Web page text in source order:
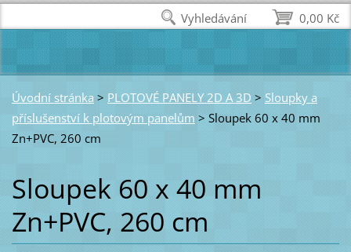
Úvodní stránka > PLOTOVÉ PANELY 2D A 3D > Sloupky a
příslušenství k plotovým panelům > Sloupek 60 x 40 mm
Zn+PVC, 260 cm
Sloupek 60 x 40 mm
Zn+PVC, 260 cm
0,00 Kč
Vyhledávání